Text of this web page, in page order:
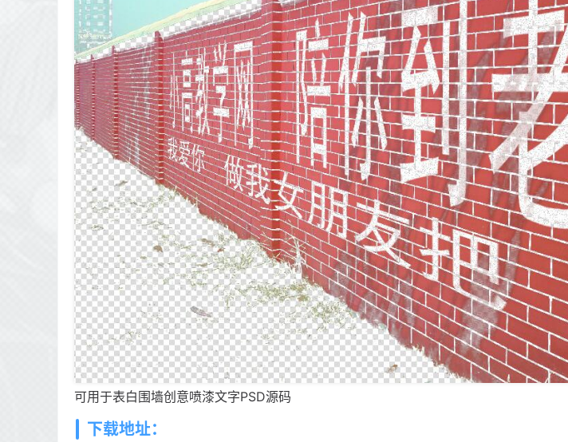
可用于表白围墙创意喷漆文字PSD源码
下载地址：